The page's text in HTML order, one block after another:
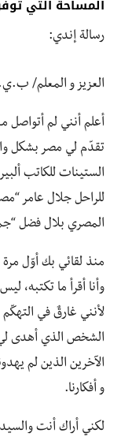
المساحة التي
رسالة إندي:
العزيز و المعلم/
أعلم أنني لم
تقدّم لي مصر بشكل
الستينات للكاتب
للراحل جلال عامر
المصري بلال فضل
منذ لقائي بك أوّل
وأنا أقرأ ما تكتبه،
لأنني غارقٌ في
الشخص الذي أهدى لي
الآخرين الذين لم
و أفكارنا.
لكني أراك أنت